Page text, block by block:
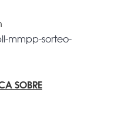
mmpp-sorteo-
SOBRE